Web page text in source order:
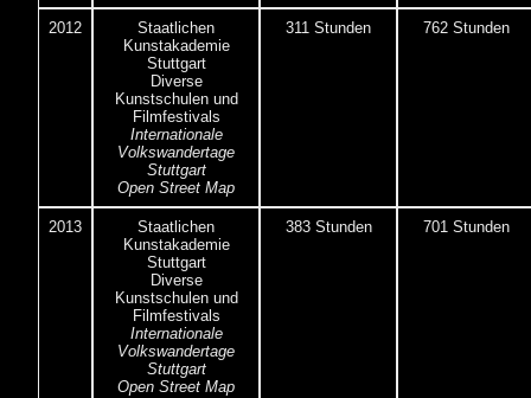
2012
Staatlichen
Kunstakademie
Stuttgart
Diverse
Kunstschulen und
Filmfestivals
Internationale
Volkswandertage
Stuttgart
Open Street Map
311 Stunden 762 Stunden
2013
Staatlichen
Kunstakademie
Stuttgart
Diverse
Kunstschulen und
Filmfestivals
Internationale
Volkswandertage
Stuttgart
Open Street Map
383 Stunden 701 Stunden